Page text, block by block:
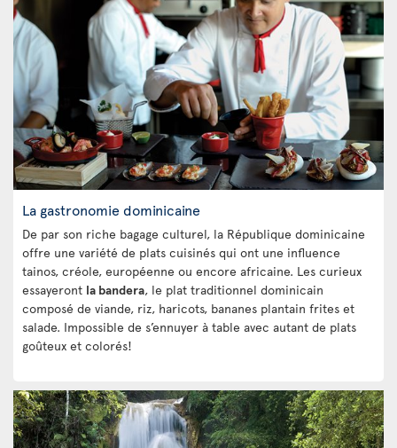
La gastronomie dominicaine
De par son riche bagage culturel, la République dominicaine
offre une variété de plats cuisinés qui ont une influence
tainos, créole, européenne ou encore africaine. Les curieux
essayeront la bandera, le plat traditionnel dominicain
composé de viande, riz, haricots, bananes plantain frites et
salade. Impossible de s’ennuyer à table avec autant de plats
goûteux et colorés!